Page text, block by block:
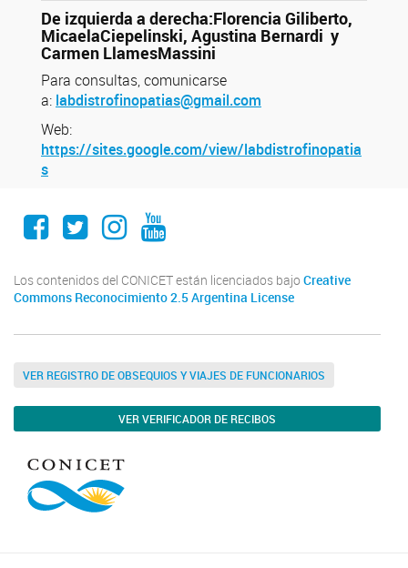
De izquierda a derecha:Florencia Giliberto,
MicaelaCiepelinski, Agustina Bernardi y
Carmen LlamesMassini
Para consultas, comunicarse
a: labdistrofinopatias@gmail.com
Web:
https://sites.google.com/view/labdistrofinopatia
s
Facebook
Twitter
Instagram
Youtube
Los contenidos del CONICET están licenciados bajo Creative
Commons Reconocimiento 2.5 Argentina License
VER REGISTRO DE OBSEQUIOS Y VIAJES DE FUNCIONARIOS
VER VERIFICADOR DE RECIBOS